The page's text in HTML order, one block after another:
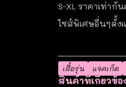
S-XL ราคาเท่ากัน
ไซส์พิเศษอื่นๆตั้ง
เสื้อรุ่น แจคเก็ต
สินค้าที่เกี่ยวข้อ